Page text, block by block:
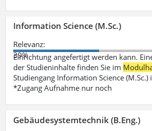
Information Science (M.Sc.)
Relevanz:
39%
Einrichtung angefertigt werden kann.
der Studieninhalte finden Sie im
Studiengang Information Science
*Zugang Aufnahme nur noch
Gebäudesystemtechnik (B.Eng.)